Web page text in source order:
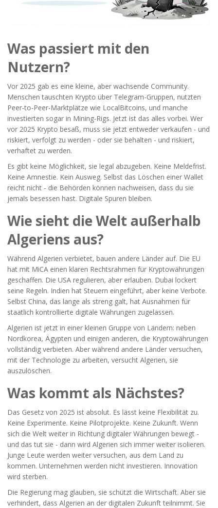
Was passiert mit den
Nutzern?
Vor 2025 gab es eine kleine, aber wachsende Community.
Menschen tauschten Krypto über Telegram-Gruppen, nutzten
Peer-to-Peer-Marktplätze wie LocalBitcoins, und manche
investierten sogar in Mining-Rigs. Jetzt ist das alles vorbei. Wer
vor 2025 Krypto besaß, muss sie jetzt entweder verkaufen - und
riskiert, verfolgt zu werden - oder sie behalten - und riskiert,
verhaftet zu werden.
Es gibt keine Möglichkeit, sie legal abzugeben. Keine Meldefrist.
Keine Amnestie. Kein Ausweg. Selbst das Löschen einer Wallet
reicht nicht - die Behörden können nachweisen, dass du sie
jemals besessen hast. Digitale Spuren bleiben.
Wie sieht die Welt außerhalb
Algeriens aus?
Während Algerien verbietet, bauen andere Länder auf. Die EU
hat mit MiCA einen klaren Rechtsrahmen für Kryptowährungen
geschaffen. Die USA regulieren, aber erlauben. Dubai lockert
seine Regeln. Indien hat Steuern eingeführt, aber keine Verbote.
Selbst China, das lange als streng galt, hat Ausnahmen für
staatlich kontrollierte digitale Währungen zugelassen.
Algerien ist jetzt in einer kleinen Gruppe von Ländern: neben
Nordkorea, Ägypten und einigen anderen, die Kryptowährungen
vollständig verbieten. Aber während andere Länder versuchen,
mit der Technologie zu arbeiten, versucht Algerien, sie
auszulöschen.
Was kommt als Nächstes?
Das Gesetz von 2025 ist absolut. Es lässt keine Flexibilität zu.
Keine Experimente. Keine Pilotprojekte. Keine Zukunft. Wenn
sich die Welt weiter in Richtung digitaler Währungen bewegt -
und das tut sie - dann wird Algerien sich immer weiter isolieren.
Junge Leute werden weiter versuchen, aus dem Land zu
kommen. Unternehmen werden nicht investieren. Innovation
wird sterben.
Die Regierung mag glauben, sie schützt die Wirtschaft. Aber sie
verhindert, dass Algerien an der digitalen Zukunft teilnimmt. Sie